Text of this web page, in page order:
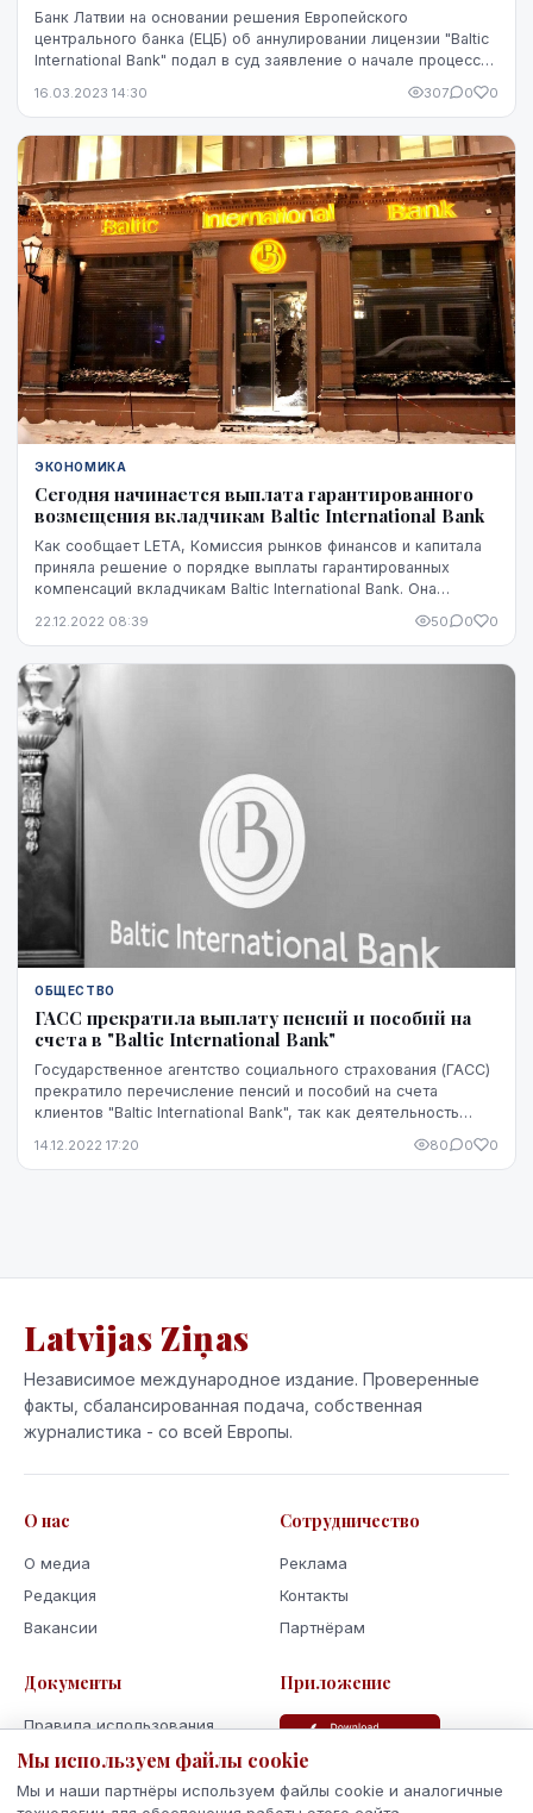
Банк Латвии на основании решения Европейского
центрального банка (ЕЦБ) об аннулировании лицензии "Baltic
International Bank" подал в суд заявление о начале процесса
16.03.2023 14:30 307 0 0
ЭКОНОМИКА
Сегодня начинается выплата гарантированного
возмещения вкладчикам Baltic International Bank
Как сообщает LETA, Комиссия рынков финансов и капитала
приняла решение о порядке выплаты гарантированных
компенсаций вкладчикам Baltic International Bank. Она
22.12.2022 08:39 50 0 0
ОБЩЕСТВО
ГАСС прекратила выплату пенсий и пособий на
счета в "Baltic International Bank"
Государственное агентство социального страхования (ГАСС)
прекратило перечисление пенсий и пособий на счета
клиентов "Baltic International Bank", так как деятельность
14.12.2022 17:20 80 0 0
Latvijas Ziņas
Независимое международное издание. Проверенные
факты, сбалансированная подача, собственная
журналистика - со всей Европы.
О нас
О медиа
Редакция
Вакансии
Сотрудничество
Реклама
Контакты
Партнёрам
Документы
Правила использования
Политика
Приложение
Мы используем файлы cookie
Мы и наши партнёры используем файлы cookie и аналогичные